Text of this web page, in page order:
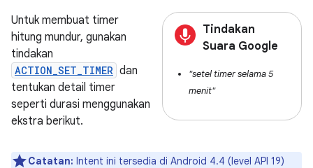
Tindakan
Suara Google
"setel timer selama 5
menit"
Untuk membuat timer
hitung mundur, gunakan
tindakan
ACTION_SET_TIMER dan
tentukan detail timer
seperti durasi menggunakan
ekstra berikut.
Catatan: Intent ini tersedia di Android 4.4 (level API 19)